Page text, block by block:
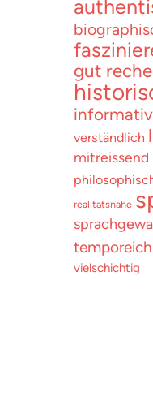
gut
informativ
verständlich
mitreissend
realitätsnahe
temporeich
vielschichtig